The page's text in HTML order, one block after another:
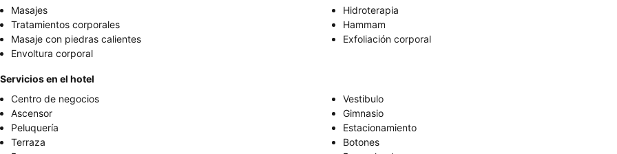
Masajes
Hidroterapia
Tratamientos corporales
Hammam
Masaje con piedras calientes
Exfoliación corporal
Envoltura corporal
Servicios en el hotel
Centro de negocios
Vestibulo
Ascensor
Gimnasio
Peluquería
Estacionamiento
Terraza
Botones